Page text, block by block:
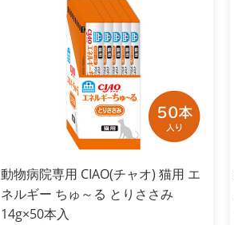
動物病院専用 CIAO(チャオ) 猫用 エ
ネルギー ちゅ～る とりささみ
14g×50本入